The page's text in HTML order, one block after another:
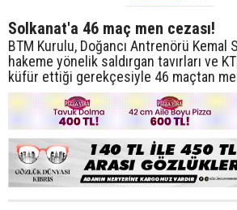
Solkanat'a 46 maç men cezası!
BTM Kurulu, Doğancı Antrenörü Kemal
hakeme yönelik saldırgan tavırları ve
küfür ettiği gerekçesiyle 46 maçtan